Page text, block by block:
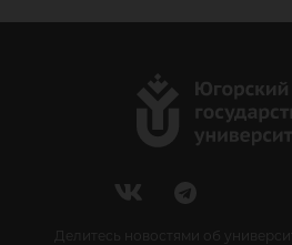
Делитесь новостями об